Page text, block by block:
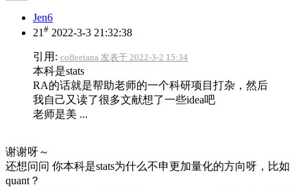
Jen6
21 # 2022-3-3 21:32:38
引用: coffeetana 发表于 2022-3-2 15:34
本科是stats
RA的话就是帮助老师的一个科研项目打杂，然后
我自己又读了很多文献想了一些idea吧
老师是美 ...
谢谢呀～
还想问问 你本科是stats为什么不申更加量化的方向呀，比如
quant？